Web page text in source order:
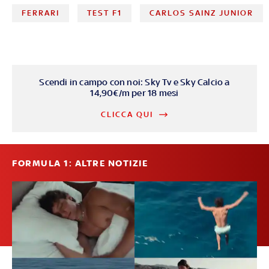
FERRARI TEST F1 CARLOS SAINZ JUNIOR
Scendi in campo con noi: Sky Tv e Sky Calcio a
14,90€/m per 18 mesi
CLICCA QUI
FORMULA 1: ALTRE NOTIZIE